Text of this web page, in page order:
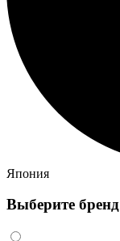
Япония
Выберите бренд